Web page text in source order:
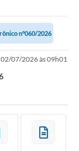
n°060/2026
07/2026 às 09h01